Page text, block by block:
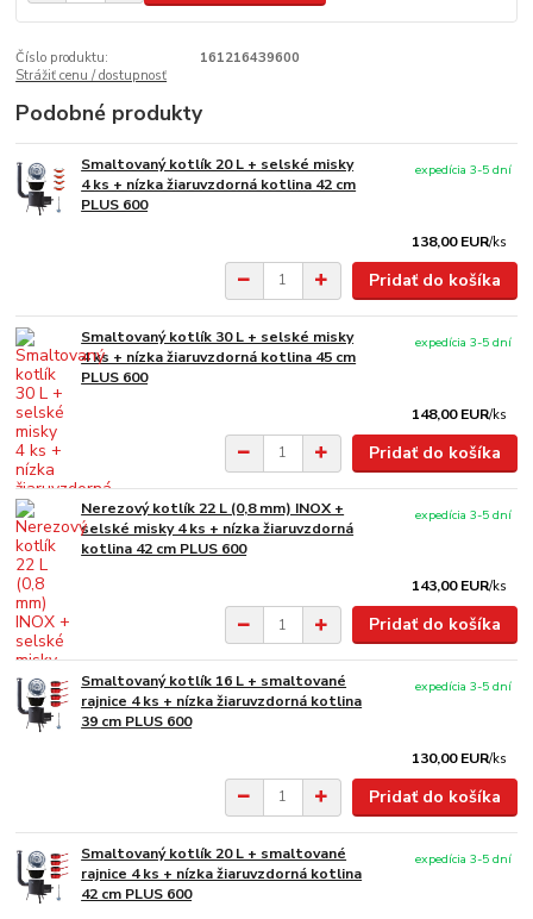
Číslo produktu:
161216439600
Strážiť cenu / dostupnosť
Podobné produkty
Smaltovaný kotlík 20 L + selské misky
4 ks + nízka žiaruvzdorná kotlina 42 cm
PLUS 600
138,00 EUR/ks
expedícia 3-5 dní
Pridať do košíka
Smaltovaný kotlík 30 L + selské misky
4 ks + nízka žiaruvzdorná kotlina 45 cm
PLUS 600
148,00 EUR/ks
expedícia 3-5 dní
Pridať do košíka
Nerezový kotlík 22 L (0,8 mm) INOX +
selské misky 4 ks + nízka žiaruvzdorná
kotlina 42 cm PLUS 600
143,00 EUR/ks
expedícia 3-5 dní
Pridať do košíka
Smaltovaný kotlík 16 L + smaltované
rajnice 4 ks + nízka žiaruvzdorná kotlina
39 cm PLUS 600
130,00 EUR/ks
expedícia 3-5 dní
Pridať do košíka
Smaltovaný kotlík 20 L + smaltované
rajnice 4 ks + nízka žiaruvzdorná kotlina
42 cm PLUS 600
expedícia 3-5 dní